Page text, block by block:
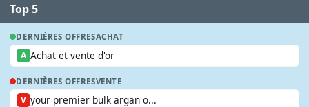
Top 5
DERNIÈRES OFFRESACHAT
A Achat et vente d'or
DERNIÈRES OFFRESVENTE
V your premier bulk argan o...